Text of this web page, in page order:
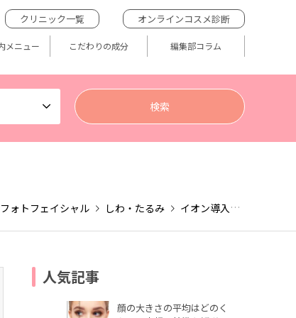
クリニック一覧 オンラインコスメ診断
メニュー こだわりの成分 編集部コラム
ォトフェイシャル しわ・たるみ イオン導入
人気記事
顔の大きさの平均はどのく